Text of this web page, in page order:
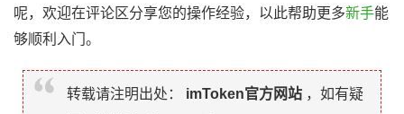
呢，欢迎在评论区分享您的操作经验，以此帮助更多新手能
够顺利入门。
转载请注明出处： imToken官方网站 ，如有疑